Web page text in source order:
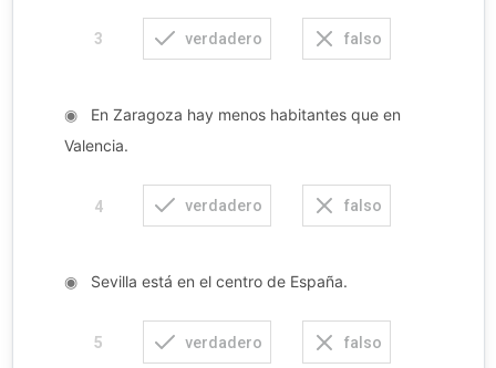
3 verdadero falso
◉En Zaragoza hay menos habitantes que en
Valencia.
4 verdadero falso
◉Sevilla está en el centro de España.
5 verdadero falso